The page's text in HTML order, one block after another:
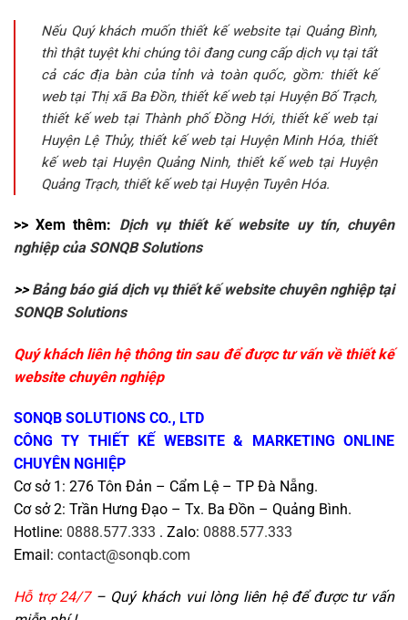
Nếu Quý khách muốn thiết kế website tại Quảng Bình,
thì thật tuyệt khi chúng tôi đang cung cấp dịch vụ tại tất
cả các địa bàn của tỉnh và toàn quốc, gồm: thiết kế
web tại Thị xã Ba Đồn, thiết kế web tại Huyện Bố Trạch,
thiết kế web tại Thành phố Đồng Hới, thiết kế web tại
Huyện Lệ Thủy, thiết kế web tại Huyện Minh Hóa, thiết
kế web tại Huyện Quảng Ninh, thiết kế web tại Huyện
Quảng Trạch, thiết kế web tại Huyện Tuyên Hóa.
>> Xem thêm: Dịch vụ thiết kế website uy tín, chuyên
nghiệp của SONQB Solutions
>> Bảng báo giá dịch vụ thiết kế website chuyên nghiệp tại
SONQB Solutions
Quý khách liên hệ thông tin sau để được tư vấn về thiết kế
website chuyên nghiệp
SONQB SOLUTIONS CO., LTD
CÔNG TY THIẾT KẾ WEBSITE & MARKETING ONLINE
CHUYÊN NGHIỆP
Cơ sở 1: 276 Tôn Đản – Cẩm Lệ – TP Đà Nẵng.
Cơ sở 2: Trần Hưng Đạo – Tx. Ba Đồn – Quảng Bình.
Hotline: 0888.577.333 . Zalo: 0888.577.333
Email: contact@sonqb.com
Hỗ trợ 24/7– Quý khách vui lòng liên hệ để được tư vấn